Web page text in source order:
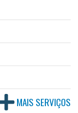
MAIS SERVIÇOS